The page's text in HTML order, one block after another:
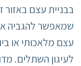
בבניית עצם באזור
שמאפשר להגביה
עצם מלאכותי או
לעיגון השתלים.